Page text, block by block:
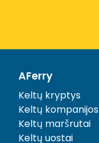
AFerry
Keltų kryptys
Keltų kompanijos
Keltų maršrutai
Keltų uostai